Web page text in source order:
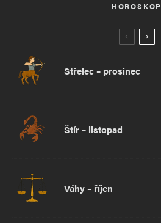
HOROSKOP
Střelec – prosinec
Štír – listopad
Váhy – říjen